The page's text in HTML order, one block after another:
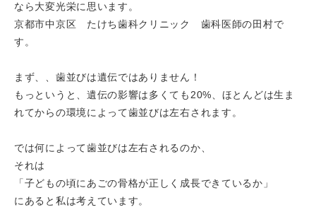
なら大変光栄に思います。
京都市中京区 たけち歯科クリニック 歯科医師の田村で
す。
まず、、歯並びは遺伝ではありません！
もっというと、遺伝の影響は多くても20%、ほとんどは生ま
れてからの環境によって歯並びは左右されます。
では何によって歯並びは左右されるのか、
それは
「子どもの頃にあごの骨格が正しく成長できているか」
にあると私は考えています。